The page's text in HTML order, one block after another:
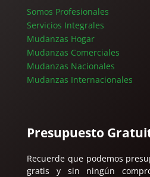
Somos Profesionales
Servicios Integrales
Mudanzas Hogar
Mudanzas Comerciales
Mudanzas Nacionales
Mudanzas Internacionales
Presupuesto
Recuerde que podemos
gratis y sin ningún